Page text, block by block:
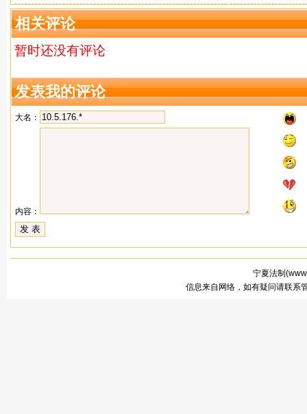
费打样
加工厂
相关评论
暂时还没有评论
发表我的评论
大名：
内容：
宁夏法制(
信息来自网络，如有疑问请联系